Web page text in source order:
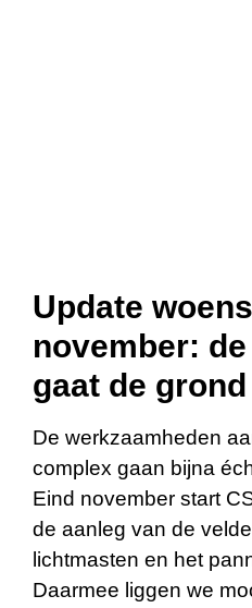
Update
november:
gaat de
De werkzaamheden
complex gaan bijna
Eind november start
de aanleg van de
lichtmasten en het
Daarmee liggen we